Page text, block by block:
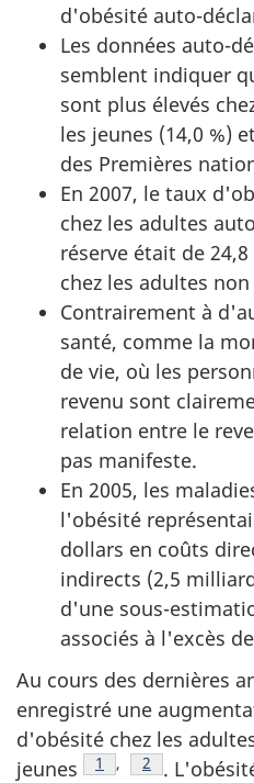
d'obésité auto-
Les données auto-
semblent indiquer
sont plus élevés
les jeunes (14,0 %)
des Premières
En 2007, le taux
chez les adultes
réserve était de
chez les adultes
Contrairement à
santé, comme la
de vie, où les
revenu sont
relation entre le
pas manifeste.
En 2005, les
l'obésité
dollars en coûts
indirects (2,5
d'une sous-
associés à l'excès
Au cours des dernières
enregistré une
d'obésité chez les
jeunes
Note de bas de page
1 , Note de bas
2
.